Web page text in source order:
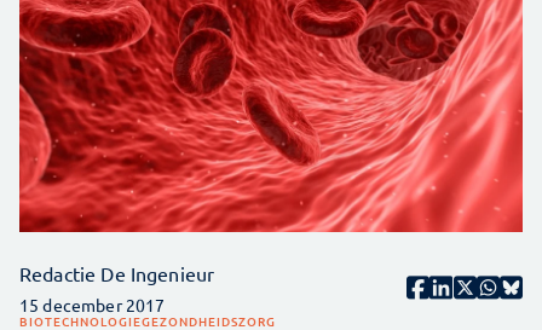
Redactie De Ingenieur
15 december 2017
BIOTECHNOLOGIEGEZONDHEIDSZORG